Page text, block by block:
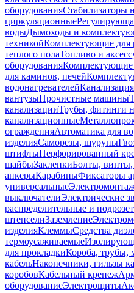
оборудованияСтабилизаторы
циркуляционные
водыДымоходы и
техникойКомплектующие для
теплого полаТопливо и
оборудованияКомплектующие
для каминов, печей
водонагревателейКанализация
вантузыПрочистные машины
канализацииТрубы, фитинги
канализационные
огражденияАвтоматика для
изделияСаморезы, шурупы
штифтыПерфорированный
шайбыЗаклепкиБолты,
анкерыКарабиныФиксаторы
универсальные
выключателиЭлектрические
распределительные и
штепселиЗаземление
изделияКлеммыСредства
термоусаживаемые
для прокладкиКороба, трубы,
кабельНаконечники, гильзы
коробовКабельный крепеж
оборудованиеЭлектрощиты